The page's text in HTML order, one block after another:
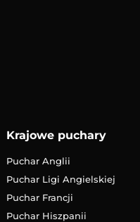
Krajowe puchary
Puchar Anglii
Puchar Ligi Angielskiej
Puchar Francji
Puchar Hiszpanii